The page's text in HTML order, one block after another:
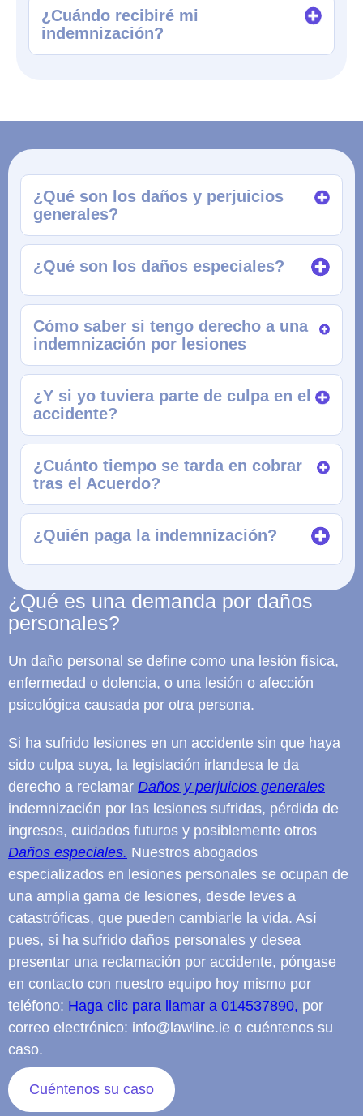
¿Cuándo recibiré mi
indemnización?
¿Qué son los daños y perjuicios
generales?
¿Qué son los daños especiales?
Cómo saber si tengo derecho a una
indemnización por lesiones
¿Y si yo tuviera parte de culpa en el
accidente?
¿Cuánto tiempo se tarda en cobrar
tras el Acuerdo?
¿Quién paga la indemnización?
¿Qué es una demanda por daños
personales?
Un daño personal se define como una lesión física,
enfermedad o dolencia, o una lesión o afección
psicológica causada por otra persona.
Si ha sufrido lesiones en un accidente sin que haya
sido culpa suya, la legislación irlandesa le da
derecho a reclamar Daños y perjuicios generales
indemnización por las lesiones sufridas, pérdida de
ingresos, cuidados futuros y posiblemente otros
Daños especiales. Nuestros abogados
especializados en lesiones personales se ocupan de
una amplia gama de lesiones, desde leves a
catastróficas, que pueden cambiarle la vida. Así
pues, si ha sufrido daños personales y desea
presentar una reclamación por accidente, póngase
en contacto con nuestro equipo hoy mismo por
teléfono: Haga clic para llamar a 014537890, por
correo electrónico: info@lawline.ie o cuéntenos su
caso.
Cuéntenos su caso